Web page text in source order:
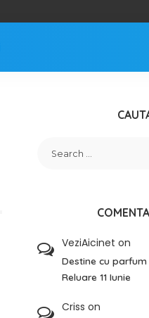
VeziAicinet on
Destine cu
Reluare 11 Iunie
Criss on